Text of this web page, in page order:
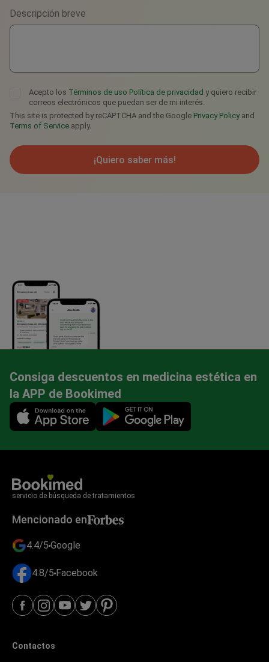
Telegram
Descripción breve
Acepto los Términos de uso Política de privacidad y quiero recibir
correos electrónicos que puedan ser de mi interés.
This site is protected by reCAPTCHA and the Google Privacy Policyand
Terms of Service apply.
¡Quiero saber más!
Consiga descuentos en medicina estética en
la APP de Bookimed
Mobile app illustration
servicio de búsqueda de tratamientos
Mencionado en
4.4/5 Google
4.8/5 Facebook
Contactos